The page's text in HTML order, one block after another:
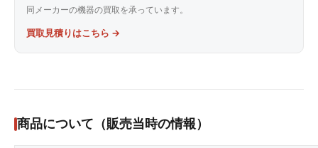
同メーカーの機器の買取を承っています。
買取見積りはこちら →
商品について（販売当時の情報）